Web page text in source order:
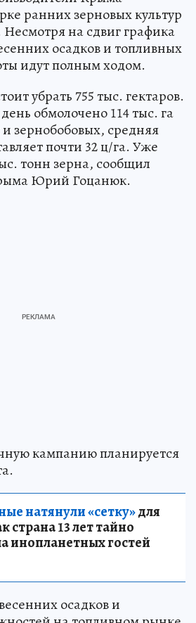
ранних зерновых культур
на сдвиг графика
осадков и топливных
идут полным ходом.
убрать 755 тыс. гектаров.
обмолочено 114 тыс. га
зернобобовых, средняя
почти 32 ц/га. Уже
тонн зерна, сообщил
Юрий Гоцанюк.
кампанию планируется
натянули «сетку»для
страна 13 лет тайно
инопланетных гостей
осадков и